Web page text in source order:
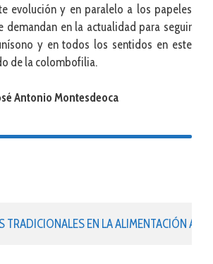
evolución y en paralelo a los papeles
demandan en la actualidad para seguir
y en todos los sentidos en este
de la colombofilia.
Antonio Montesdeoca
TRADICIONALES EN LA ALIMENTACIÓN